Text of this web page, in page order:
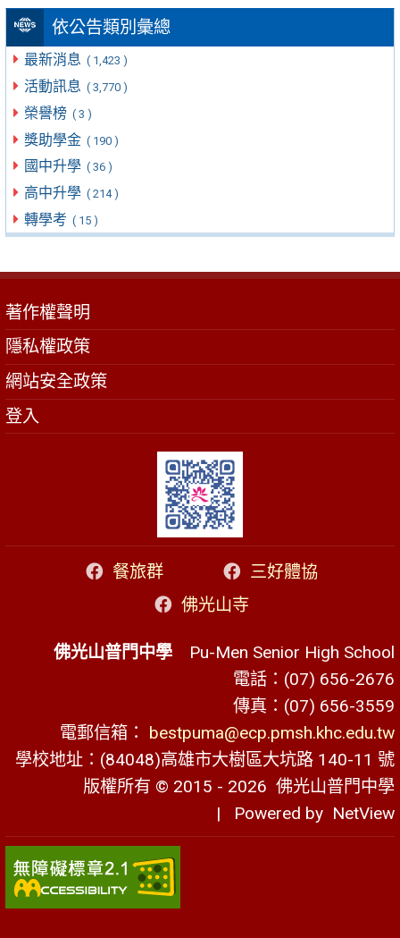
依公告類別彙總
最新消息 ( 1,423 )
活動訊息 ( 3,770 )
榮譽榜 ( 3 )
獎助學金 ( 190 )
國中升學 ( 36 )
高中升學 ( 214 )
轉學考 ( 15 )
著作權聲明
隱私權政策
網站安全政策
登入
餐旅群
三好體協
佛光山寺
佛光山普門中學 Pu-Men Senior High School
電話：(07) 656-2676
傳真：(07) 656-3559
電郵信箱： bestpuma@ecp.pmsh.khc.edu.tw
學校地址：(84048)高雄市大樹區大坑路 140-11 號
版權所有 © 2015 - 2026 佛光山普門中學
| Powered by NetView